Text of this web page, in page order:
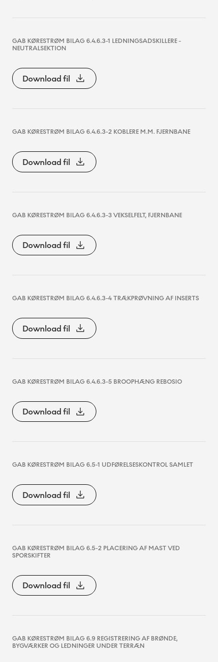
GAB KØRESTRØM BILAG 6.4.6.3-1 LEDNINGSADSKILLERE -
NEUTRALSEKTION
Download fil
GAB KØRESTRØM BILAG 6.4.6.3-2 KOBLERE M.M. FJERNBANE
Download fil
GAB KØRESTRØM BILAG 6.4.6.3-3 VEKSELFELT, FJERNBANE
Download fil
GAB KØRESTRØM BILAG 6.4.6.3-4 TRÆKPRØVNING AF INSERTS
Download fil
GAB KØRESTRØM BILAG 6.4.6.3-5 BROOPHÆNG REBOSIO
Download fil
GAB KØRESTRØM BILAG 6.5-1 UDFØRELSESKONTROL SAMLET
Download fil
GAB KØRESTRØM BILAG 6.5-2 PLACERING AF MAST VED
SPORSKIFTER
Download fil
GAB KØRESTRØM BILAG 6.9 REGISTRERING AF BRØNDE,
BYGVÆRKER OG LEDNINGER UNDER TERRÆN